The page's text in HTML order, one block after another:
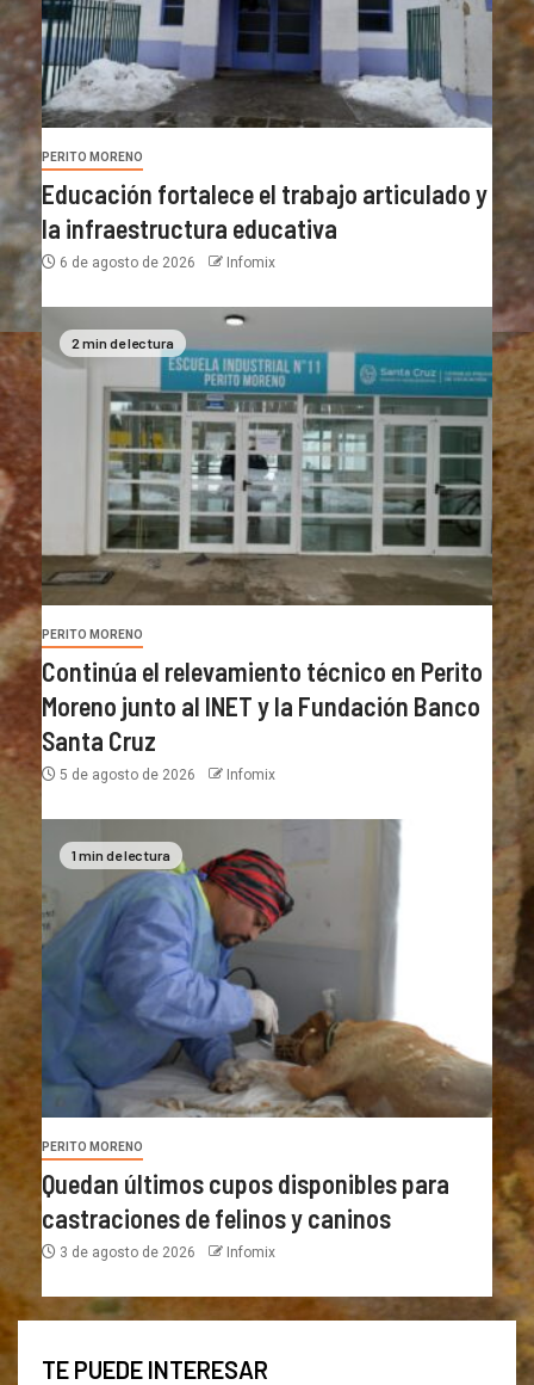
PERITO MORENO
Educación fortalece el trabajo articulado y
la infraestructura educativa
6 de agosto de 2026 Infomix
2 min de lectura
PERITO MORENO
Continúa el relevamiento técnico en Perito
Moreno junto al INET y la Fundación Banco
Santa Cruz
5 de agosto de 2026 Infomix
1 min de lectura
PERITO MORENO
Quedan últimos cupos disponibles para
castraciones de felinos y caninos
3 de agosto de 2026 Infomix
TE PUEDE INTERESAR